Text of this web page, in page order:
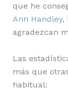
que he
Ann Handley,
agradezcan
Las
más que
habitual: